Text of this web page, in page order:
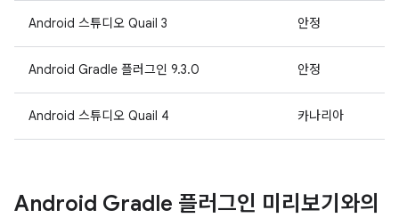
Android 스튜디오 Quail 3 안정
Android Gradle 플러그인 9.3.0 안정
Android 스튜디오 Quail 4 카나리아
Android Gradle 플러그인 미리보기와의